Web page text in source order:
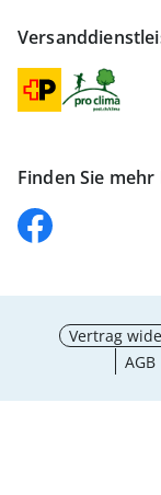
Finden Sie
Vertrag
AGB